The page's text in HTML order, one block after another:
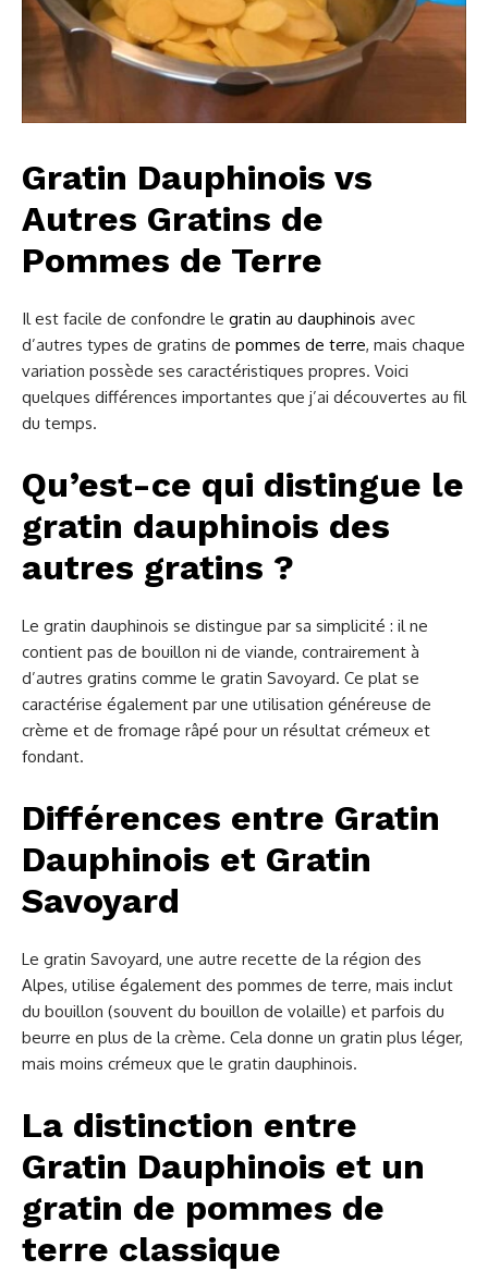
Gratin Dauphinois vs
Autres Gratins de
Pommes de Terre
Il est facile de confondre le gratin au dauphinois avec
d’autres types de gratins de pommes de terre, mais chaque
variation possède ses caractéristiques propres. Voici
quelques différences importantes que j’ai découvertes au fil
du temps.
Qu’est-ce qui distingue le
gratin dauphinois des
autres gratins ?
Le gratin dauphinois se distingue par sa simplicité : il ne
contient pas de bouillon ni de viande, contrairement à
d’autres gratins comme le gratin Savoyard. Ce plat se
caractérise également par une utilisation généreuse de
crème et de fromage râpé pour un résultat crémeux et
fondant.
Différences entre Gratin
Dauphinois et Gratin
Savoyard
Le gratin Savoyard, une autre recette de la région des
Alpes, utilise également des pommes de terre, mais inclut
du bouillon (souvent du bouillon de volaille) et parfois du
beurre en plus de la crème. Cela donne un gratin plus léger,
mais moins crémeux que le gratin dauphinois.
La distinction entre
Gratin Dauphinois et un
gratin de pommes de
terre classique